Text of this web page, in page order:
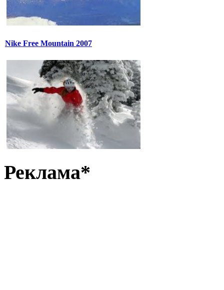
Nike Free Mountain 2007
Реклама*